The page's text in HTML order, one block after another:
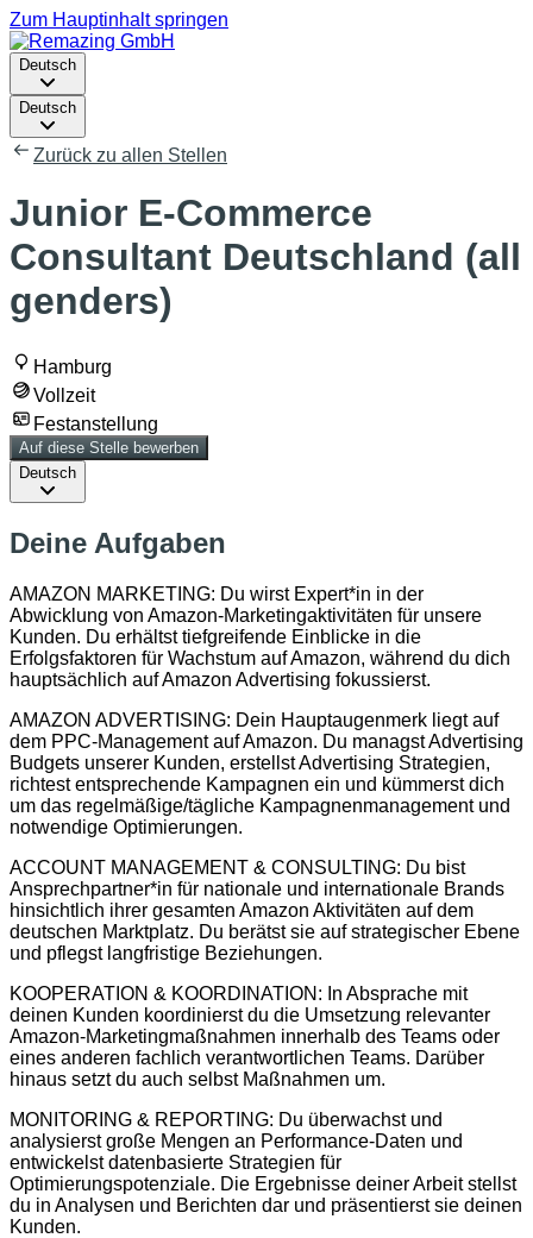
Zum Hauptinhalt springen
Deutsch
Deutsch
Zurück zu allen Stellen
Junior E-Commerce
Consultant Deutschland (all
genders)
Hamburg
Vollzeit
Festanstellung
Auf diese Stelle bewerben
Deutsch
Deine Aufgaben
AMAZON MARKETING: Du wirst Expert*in in der
Abwicklung von Amazon-Marketingaktivitäten für unsere
Kunden. Du erhältst tiefgreifende Einblicke in die
Erfolgsfaktoren für Wachstum auf Amazon, während du dich
hauptsächlich auf Amazon Advertising fokussierst.
AMAZON ADVERTISING: Dein Hauptaugenmerk liegt auf
dem PPC-Management auf Amazon. Du managst Advertising
Budgets unserer Kunden, erstellst Advertising Strategien,
richtest entsprechende Kampagnen ein und kümmerst dich
um das regelmäßige/tägliche Kampagnenmanagement und
notwendige Optimierungen.
ACCOUNT MANAGEMENT & CONSULTING: Du bist
Ansprechpartner*in für nationale und internationale Brands
hinsichtlich ihrer gesamten Amazon Aktivitäten auf dem
deutschen Marktplatz. Du berätst sie auf strategischer Ebene
und pflegst langfristige Beziehungen.
KOOPERATION & KOORDINATION: In Absprache mit
deinen Kunden koordinierst du die Umsetzung relevanter
Amazon-Marketingmaßnahmen innerhalb des Teams oder
eines anderen fachlich verantwortlichen Teams. Darüber
hinaus setzt du auch selbst Maßnahmen um.
MONITORING & REPORTING: Du überwachst und
analysierst große Mengen an Performance-Daten und
entwickelst datenbasierte Strategien für
Optimierungspotenziale. Die Ergebnisse deiner Arbeit stellst
du in Analysen und Berichten dar und präsentierst sie deinen
Kunden.